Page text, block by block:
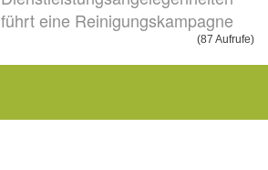
führt eine Reinigungskampagne
(87 Aufrufe)